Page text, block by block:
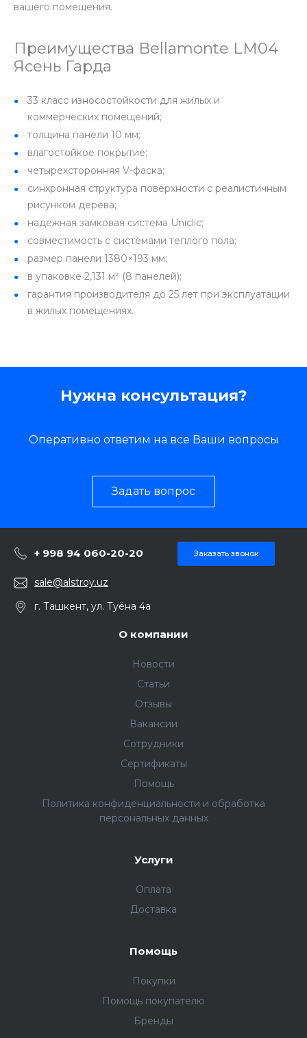
вашего помещения.
Преимущества Bellamonte LM04
Ясень Гарда
33 класс износостойкости для жилых и
коммерческих помещений;
толщина панели 10 мм;
влагостойкое покрытие;
четырехсторонняя V-фаска;
синхронная структура поверхности с реалистичным
рисунком дерева;
надежная замковая система Uniclic;
совместимость с системами теплого пола;
размер панели 1380×193 мм;
в упаковке 2,131 м² (8 панелей);
гарантия производителя до 25 лет при эксплуатации
в жилых помещениях.
Нужна консультация?
Оперативно ответим на все Ваши вопросы
Задать вопрос
+ 998 94 060-20-20 Заказать звонок
sale@alstroy.uz
г. Ташкент, ул. Туёна 4а
О компании
Новости
Статьи
Отзывы
Вакансии
Сотрудники
Сертификаты
Помощь
Политика конфиденциальности и обработка
персональных данных
Услуги
Оплата
Доставка
Помощь
Покупки
Помощь покупателю
Бренды